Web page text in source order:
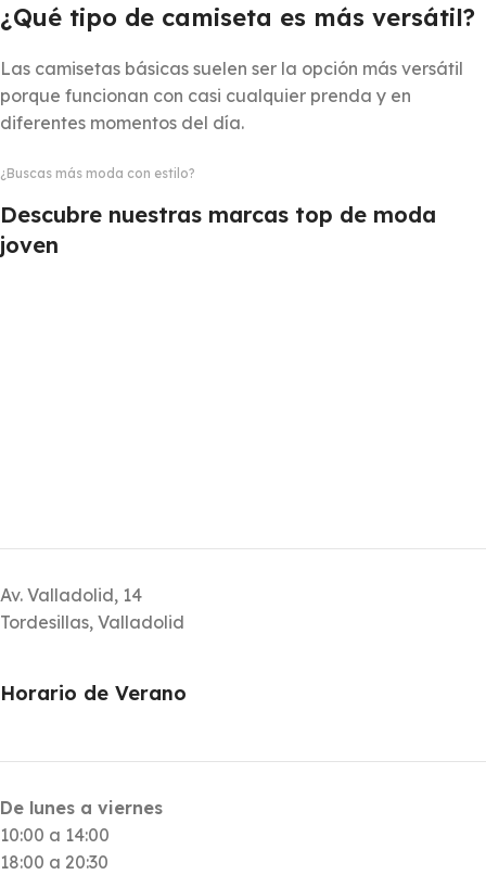
¿Qué tipo de camiseta es más versátil?
Las camisetas básicas suelen ser la opción más versátil
porque funcionan con casi cualquier prenda y en
diferentes momentos del día.
¿Buscas más moda con estilo?
Descubre nuestras marcas top de moda
joven
Av. Valladolid, 14
Tordesillas, Valladolid
Horario de Verano
De lunes a viernes
10:00 a 14:00
18:00 a 20:30